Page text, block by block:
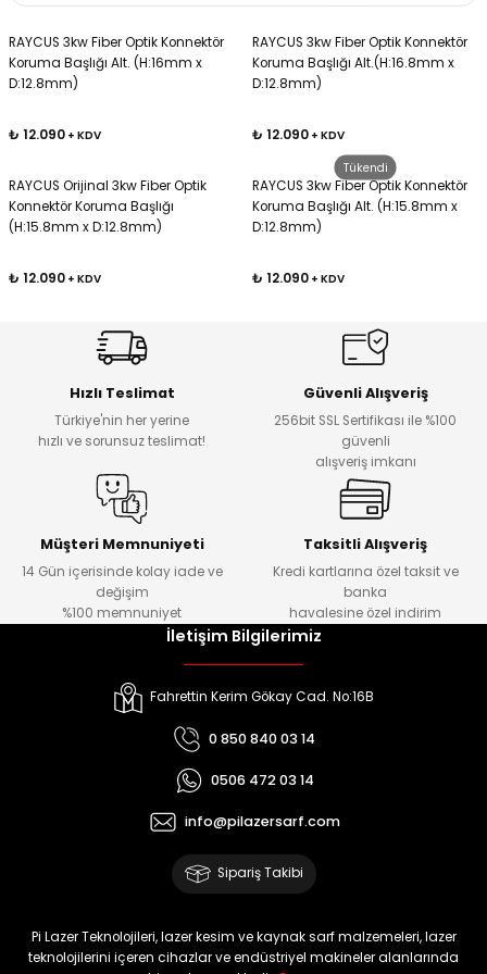
RAYCUS 3kw Fiber Optik Konnektör
Koruma Başlığı Alt. (H:16mm x
D:12.8mm)
₺ 12.090 + KDV
RAYCUS 3kw Fiber Optik Konnektör
Koruma Başlığı Alt.(H:16.8mm x
D:12.8mm)
₺ 12.090 + KDV
RAYCUS Orijinal 3kw Fiber Optik
Konnektör Koruma Başlığı
(H:15.8mm x D:12.8mm)
₺ 12.090 + KDV
Tükendi
RAYCUS 3kw Fiber Optik Konnektör
Koruma Başlığı Alt. (H:15.8mm x
D:12.8mm)
₺ 12.090 + KDV
Hızlı Teslimat
Türkiye'nin her yerine
hızlı ve sorunsuz teslimat!
Güvenli Alışveriş
256bit SSL Sertifikası ile %100
güvenli
alışveriş imkanı
Müşteri Memnuniyeti
14 Gün içerisinde kolay iade ve
değişim
%100 memnuniyet
Taksitli Alışveriş
Kredi kartlarına özel taksit ve
banka
havalesine özel indirim
İletişim Bilgilerimiz
Fahrettin Kerim Gökay Cad. No:16B
0 850 840 03 14
0506 472 03 14
info@pilazersarf.com
Sipariş Takibi
Pi Lazer Teknolojileri, lazer kesim ve kaynak sarf malzemeleri, lazer
teknolojilerini içeren cihazlar ve endüstriyel makineler alanlarında